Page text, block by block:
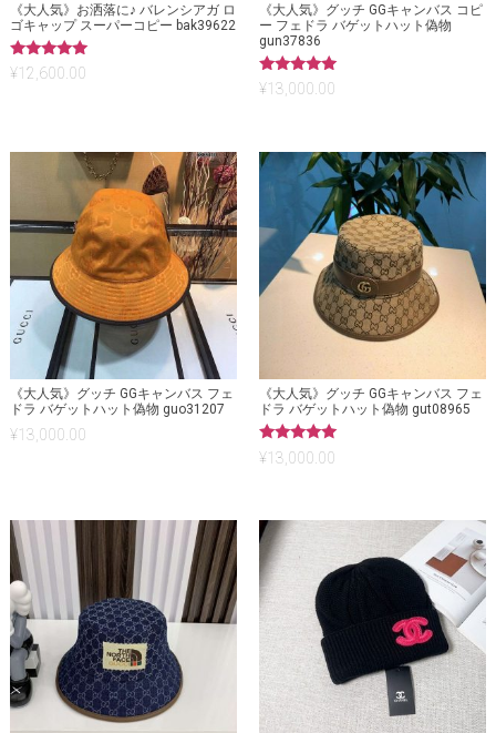
《大人気》お洒落に♪ バレンシアガ ロ
ゴキャップ スーパーコピー bak39622
5段階中
5.00
¥12,600.00
《大人気》グッチ GGキャンバス コピ
ー フェドラ バゲットハット偽物
gun37836
5段階中
5.00
¥13,000.00
《大人気》グッチ GGキャンバス フェ
ドラ バゲットハット偽物 guo31207
¥13,000.00
《大人気》グッチ GGキャンバス フェ
ドラ バゲットハット偽物 gut08965
5段階中
5.00
¥13,000.00